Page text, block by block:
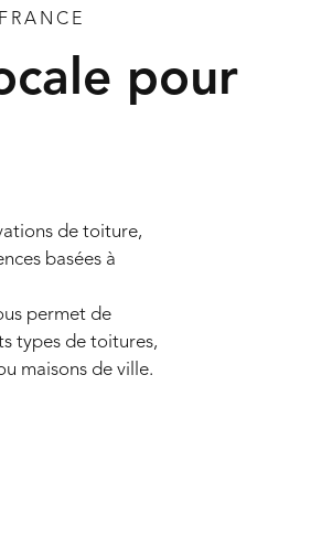
pour
de toiture,
basées à
permet de
types de toitures,
maisons de ville.